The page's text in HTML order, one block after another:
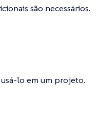
são necessários.
lo em um projeto.